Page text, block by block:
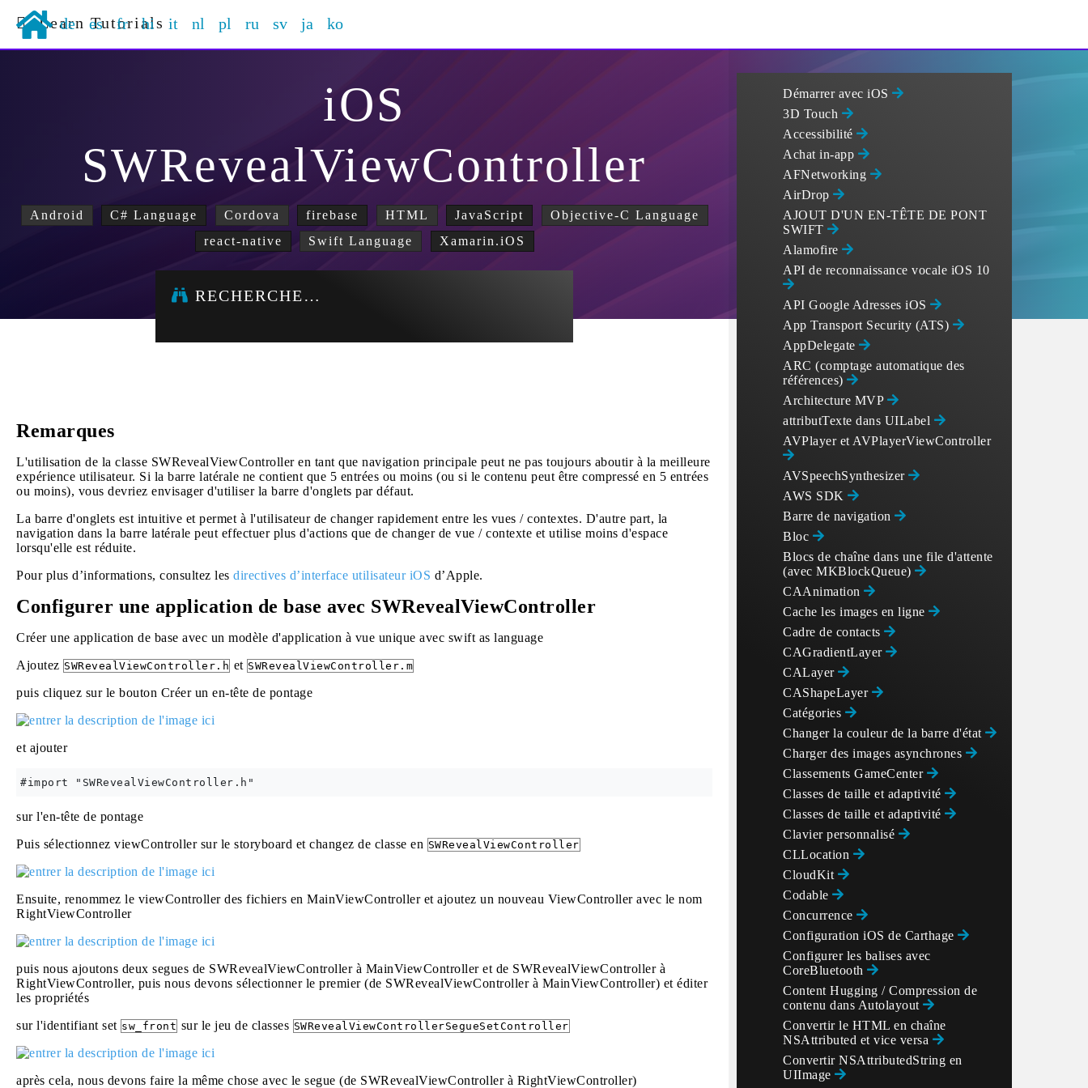
Learn Tutorials
de es fr hi it nl pl ru sv ja ko
iOS
SWRevealViewController
Android C# Language Cordova firebase HTML JavaScript
Objective-C Language
react-native
Swift Language Xamarin.iOS
RECHERCHE…
Remarques
L'utilisation de la classe SWRevealViewController en tant que navigation principale peut ne pas toujours aboutir à la meilleure
expérience utilisateur. Si la barre latérale ne contient que 5 entrées ou moins (ou si le contenu peut être compressé en 5 entrées
ou moins), vous devriez envisager d'utiliser la barre d'onglets par défaut.
La barre d'onglets est intuitive et permet à l'utilisateur de changer rapidement entre les vues / contextes. D'autre part, la
navigation dans la barre latérale peut effectuer plus d'actions que de changer de vue / contexte et utilise moins d'espace
lorsqu'elle est réduite.
Pour plus d’informations, consultez les directives d’interface utilisateur iOS d’Apple.
Configurer une application de base avec SWRevealViewController
Créer une application de base avec un modèle d'application à vue unique avec swift as language
Ajoutez SWRevealViewController.h et SWRevealViewController.m
puis cliquez sur le bouton Créer un en-tête de pontage
et ajouter
sur l'en-tête de pontage
Puis sélectionnez viewController sur le storyboard et changez de classe en SWRevealViewController
Ensuite, renommez le viewController des fichiers en MainViewController et ajoutez un nouveau ViewController avec le nom
RightViewController
puis nous ajoutons deux segues de SWRevealViewController à MainViewController et de SWRevealViewController à
RightViewController, puis nous devons sélectionner le premier (de SWRevealViewController à MainViewController) et éditer
les propriétés
sur l'identifiant set sw_front sur le jeu de classes SWRevealViewControllerSegueSetController
après cela, nous devons faire la même chose avec le segue (de SWRevealViewController à RightViewController)
Démarrer avec iOS
3D Touch
Accessibilité
Achat in-app
AFNetworking
AirDrop
AJOUT D'UN EN-TÊTE DE PONT
SWIFT
Alamofire
API de reconnaissance vocale iOS 10
API Google Adresses iOS
App Transport Security (ATS)
AppDelegate
ARC (comptage automatique des
références)
Architecture MVP
attributTexte dans UILabel
AVPlayer et AVPlayerViewController
AVSpeechSynthesizer
AWS SDK
Barre de navigation
Bloc
Blocs de chaîne dans une file d'attente
(avec MKBlockQueue)
CAAnimation
Cache les images en ligne
Cadre de contacts
CAGradientLayer
CALayer
CAShapeLayer
Catégories
Changer la couleur de la barre d'état
Charger des images asynchrones
Classements GameCenter
Classes de taille et adaptivité
Classes de taille et adaptivité
Clavier personnalisé
CLLocation
CloudKit
Codable
Concurrence
Configuration iOS de Carthage
Configurer les balises avec
CoreBluetooth
Content Hugging / Compression de
contenu dans Autolayout
Convertir le HTML en chaîne
NSAttributed et vice versa
Convertir NSAttributedString en
UIImage